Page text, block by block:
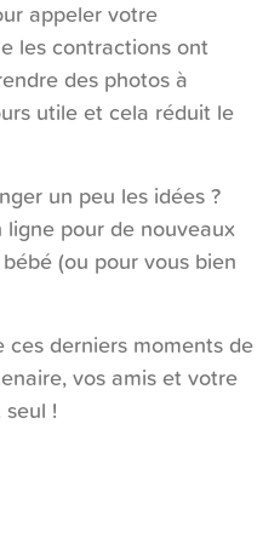
appeler votre
les contractions ont
des photos à
utile et cela réduit le
un peu les idées ?
pour de nouveaux
(ou pour vous bien
derniers moments de
vos amis et votre
!